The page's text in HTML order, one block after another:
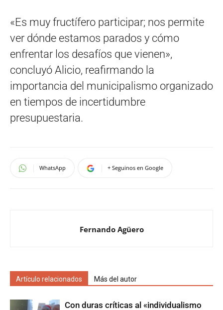
«Es muy fructífero participar; nos permite
ver dónde estamos parados y cómo
enfrentar los desafíos que vienen»,
concluyó Alicio, reafirmando la
importancia del municipalismo organizado
en tiempos de incertidumbre
presupuestaria.
WhatsApp + Seguinos en Google
Fernando Agüero
Artículo relacionados Más del autor
Con duras críticas al «individualismo